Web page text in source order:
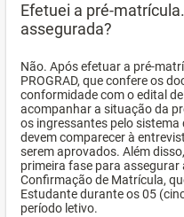
Efetuei a pré-
assegurada?
Não. Após efetuar a pré-
PROGRAD, que confere os
conformidade com o edital
acompanhar a situação da
os ingressantes pelo
devem comparecer à
serem aprovados. Além
primeira fase para assegurar
Confirmação de Matrícula,
Estudante durante os 05
período letivo.